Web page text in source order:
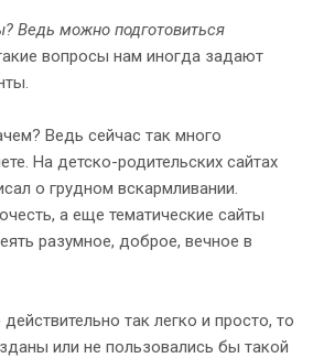
Ведь можно подготовиться
вопросы нам иногда задают
Ведь сейчас так много
На детско-родительских сайтах
о грудном вскармливании.
а еще тематические сайты
разумное, доброе, вечное в
так легко и просто, то
или не пользовались бы такой